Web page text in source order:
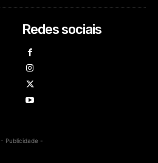
Redes sociais
- Publicidade -